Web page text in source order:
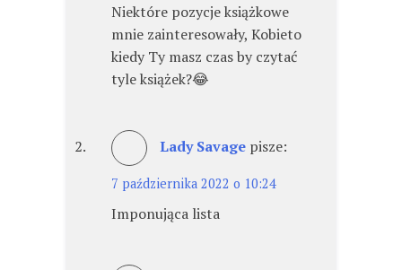
Niektóre pozycje książkowe
mnie zainteresowały, Kobieto
kiedy Ty masz czas by czytać
tyle książek?😂
Lady Savage pisze:
7 października 2022 o 10:24
Imponująca lista